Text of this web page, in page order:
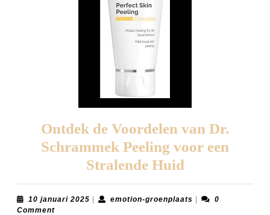
Ontdek de Voordelen van Dr.
Schrammek Peeling voor een
Stralende HuidOntdek
de
Voordelen
10 januari 2025 10
| emotion-groenplaatsemotion-
|
0
Comment